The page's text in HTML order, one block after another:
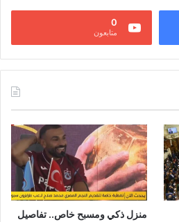
0
متابعون
منزل ذكي ومسبح خاص.. تفاصيل